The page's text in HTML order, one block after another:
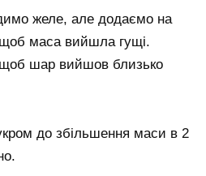
желе, але додаємо на
маса вийшла гущі.
шар вийшов близько
до збільшення маси в 2